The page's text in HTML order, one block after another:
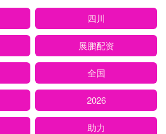
四川
展鹏配资
全国
2026
助力